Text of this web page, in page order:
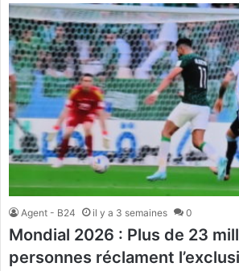
Agent - B24 il y a 3 semaines 0
Mondial 2026 : Plus de 23
personnes réclament